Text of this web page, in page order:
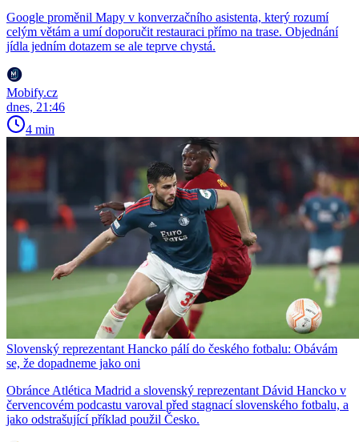
Google proměnil Mapy v konverzačního asistenta, který rozumí
celým větám a umí doporučit restauraci přímo na trase. Objednání
jídla jedním dotazem se ale teprve chystá.
Mobify.cz
dnes, 21:46
4 min
Slovenský reprezentant Hancko pálí do českého fotbalu: Obávám
se, že dopadneme jako oni
Obránce Atlética Madrid a slovenský reprezentant Dávid Hancko v
červencovém podcastu varoval před stagnací slovenského fotbalu, a
jako odstrašující příklad použil Česko.